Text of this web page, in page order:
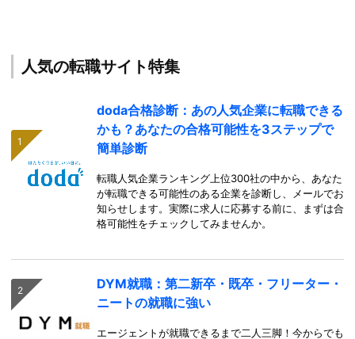
人気の転職サイト特集
doda合格診断：あの人気企業に転職できる
かも？あなたの合格可能性を3ステップで
簡単診断
転職人気企業ランキング上位300社の中から、あなた
が転職できる可能性のある企業を診断し、メールでお
知らせします。実際に求人に応募する前に、まずは合
格可能性をチェックしてみませんか。
DYM就職：第二新卒・既卒・フリーター・
ニートの就職に強い
エージェントが就職できるまで二人三脚！今からでも